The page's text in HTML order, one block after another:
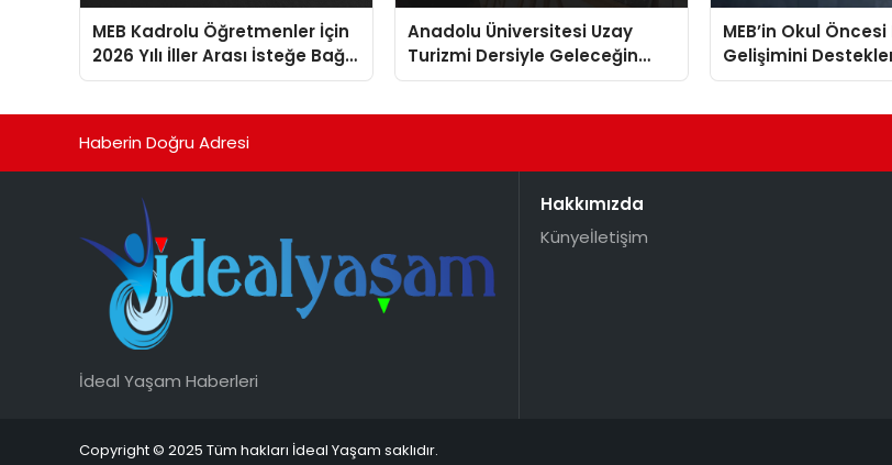
MEB Kadrolu Öğretmenler İçin
2026 Yılı İller Arası İsteğe Bağlı
Yer Değiştirme Duyurusunu
Anadolu Üniversitesi Uzay
Turizmi Dersiyle Geleceğin
Rehberlerini Yetiştiriyor
MEB’in Okul Öncesi
Gelişimini
Çalışmaları
Haberin Doğru Adresi
İdeal Yaşam Haberleri
Hakkımızda
Künyeİletişim
Copyright © 2025 Tüm hakları İdeal Yaşam saklıdır.